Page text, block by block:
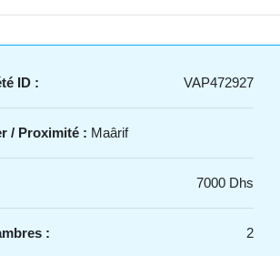
ID : VAP472927
/ Proximité : Maârif
7000 Dhs
: 2